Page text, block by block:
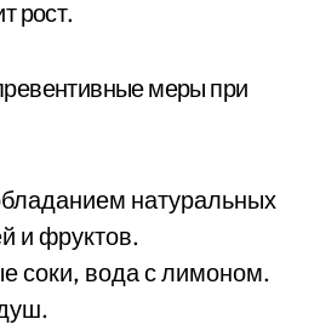
рост.
меры при
натуральных
и фруктов.
соки, вода с лимоном.